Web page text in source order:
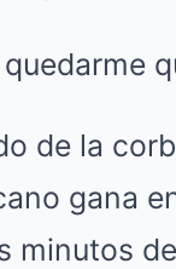
de la
gana
minutos